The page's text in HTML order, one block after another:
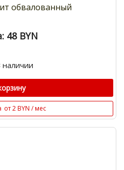
обвалованный
48 BYN
наличии
от 2 BYN / мес